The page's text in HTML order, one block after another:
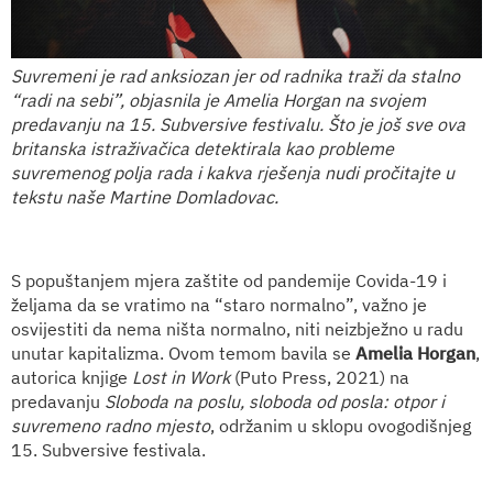
Suvremeni je rad anksiozan jer od radnika traži da stalno
“radi na sebi”, objasnila je Amelia Horgan na svojem
predavanju na 15. Subversive festivalu. Što je još sve ova
britanska istraživačica detektirala kao probleme
suvremenog polja rada i kakva rješenja nudi pročitajte u
tekstu naše Martine Domladovac.
S popuštanjem mjera zaštite od pandemije Covida-19 i
željama da se vratimo na “staro normalno”, važno je
osvijestiti da nema ništa normalno, niti neizbježno u radu
unutar kapitalizma. Ovom temom bavila se Amelia Horgan,
autorica knjige Lost in Work(Puto Press, 2021) na
predavanju Sloboda na poslu, sloboda od posla: otpor i
suvremeno radno mjesto, održanim u sklopu ovogodišnjeg
15. Subversive festivala.